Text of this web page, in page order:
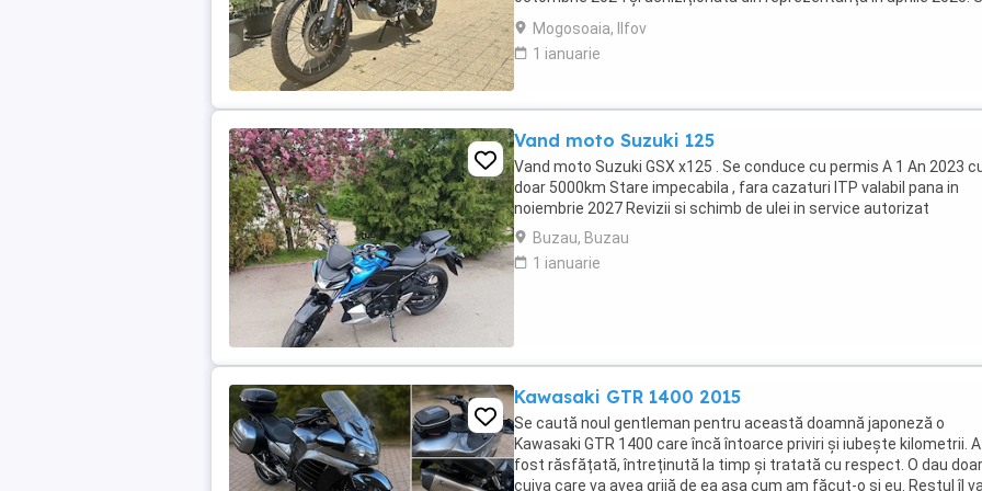
află în stare absolut ...
Mogosoaia, Ilfov
1 ianuarie
Vand moto Suzuki 125
Vand moto Suzuki GSX x125 . Se conduce cu permis A 1 An 2023
doar 5000km Stare impecabila , fara cazaturi ITP valabil pana in
noiembrie 2027 Revizii si schimb de ulei in service autorizat
Buzau, Buzau
1 ianuarie
Kawasaki GTR 1400 2015
Se caută noul gentleman pentru această doamnă japoneză o
Kawasaki GTR 1400 care încă întoarce priviri și iubește kilometrii. A
fost răsfățată, întreținută la timp și tratată cu respect. O dau doar
cuiva care va avea grijă de ea așa cum am făcut-o și eu. Restul îl